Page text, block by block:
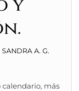
y
SANDRA A. G.
calendario, más